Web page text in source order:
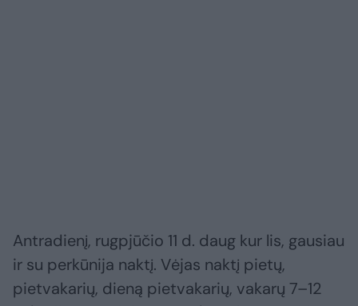
Antradienį, rugpjūčio 11 d. daug kur lis, gausiau
ir su perkūnija naktį. Vėjas naktį pietų,
pietvakarių, dieną pietvakarių, vakarų 7–12